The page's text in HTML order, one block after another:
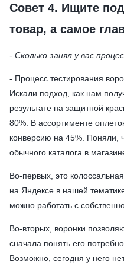
Совет 4. Ищите
товар, а самое
- Сколько занял у вас
- Процесс тестирования
Искали подход, как нам
результате на защитной
80%. В ассортименте
конверсию на 45%. Поняли,
обычного каталога в
Во-первых, это
на Яндексе в нашей
можно работать с
Во-вторых, воронки
сначала понять его
Возможно, сегодня у него